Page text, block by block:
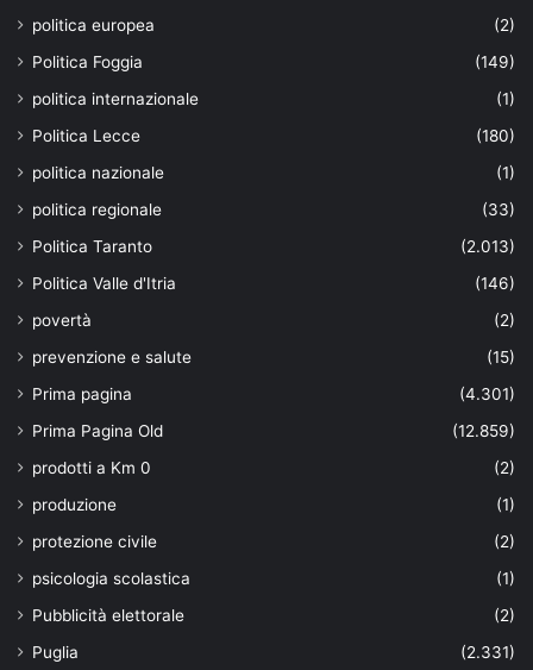
politica europea
(2)
Politica Foggia
(149)
politica internazionale
(1)
Politica Lecce
(180)
politica nazionale
(1)
politica regionale
(33)
Politica Taranto
(2.013)
Politica Valle d'Itria
(146)
povertà
(2)
prevenzione e salute
(15)
Prima pagina
(4.301)
Prima Pagina Old
(12.859)
prodotti a Km 0
(2)
produzione
(1)
protezione civile
(2)
psicologia scolastica
(1)
Pubblicità elettorale
(2)
Puglia
(2.331)